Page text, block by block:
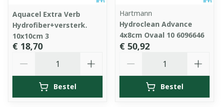
Aquacel Extra Verb
Hydrofiber+versterk.
10x10cm 3
€ 18,70
Bestel
Hartmann
Hydroclean Advance
4x8cm Ovaal 10 6096646
€ 50,92
Bestel